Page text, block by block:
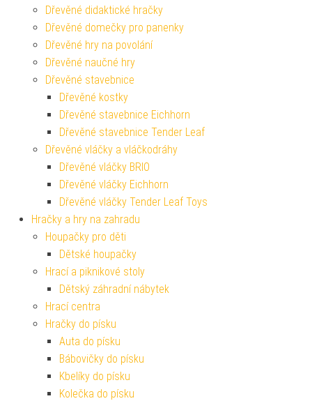
Dřevěné didaktické hračky
Dřevěné domečky pro panenky
Dřevěné hry na povolání
Dřevěné naučné hry
Dřevěné stavebnice
Dřevěné kostky
Dřevěné stavebnice Eichhorn
Dřevěné stavebnice Tender Leaf
Dřevěné vláčky a vláčkodráhy
Dřevěné vláčky BRIO
Dřevěné vláčky Eichhorn
Dřevěné vláčky Tender Leaf Toys
Hračky a hry na zahradu
Houpačky pro děti
Dětské houpačky
Hrací a piknikové stoly
Dětský záhradní nábytek
Hrací centra
Hračky do písku
Auta do písku
Bábovičky do písku
Kbelíky do písku
Kolečka do písku